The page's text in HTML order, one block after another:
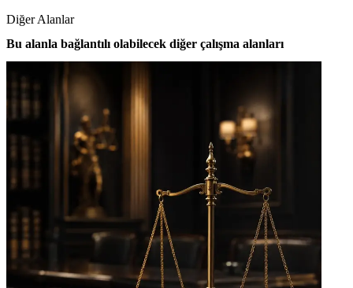
Diğer Alanlar
Bu alanla bağlantılı olabilecek diğer çalışma alanları